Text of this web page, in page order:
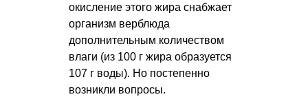
окисление этого жира снабжает
организм верблюда
дополнительным количеством
влаги (из 100 г жира образуется
107 г воды). Но постепенно
возникли вопросы.